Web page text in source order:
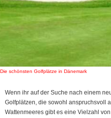
Die schönsten Golfplätze in Dänemark
Wenn ihr auf der Suche nach einem
Golfplätzen, die sowohl anspruchsvoll
Wattenmeeres gibt es eine Vielzahl